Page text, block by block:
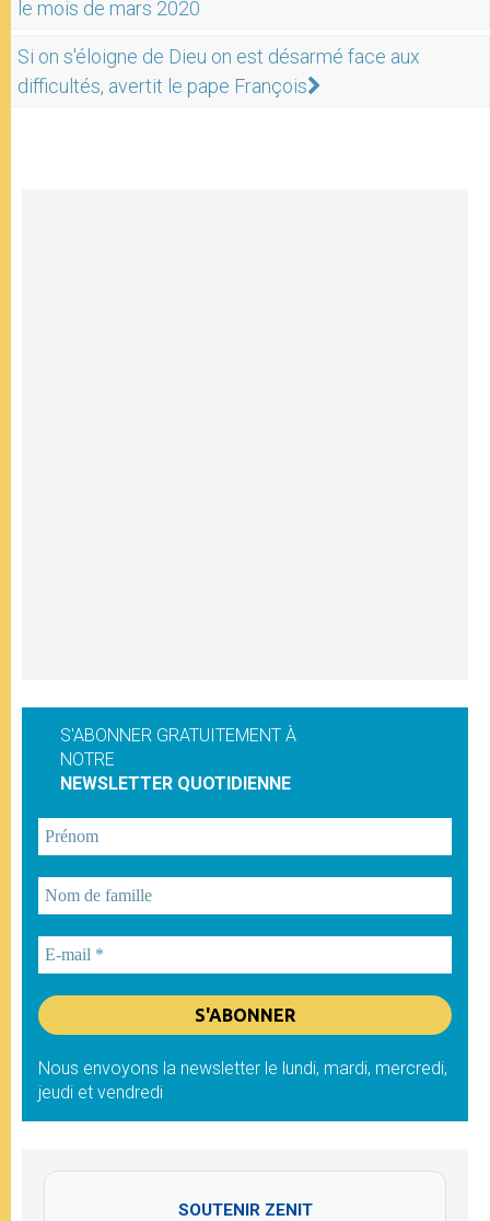
le mois de mars 2020
Si on s'éloigne de Dieu on est désarmé face aux
difficultés, avertit le pape François
S'ABONNER GRATUITEMENT À
NOTRE
NEWSLETTER QUOTIDIENNE
Nous envoyons la newsletter le lundi, mardi, mercredi,
jeudi et vendredi
SOUTENIR ZENIT